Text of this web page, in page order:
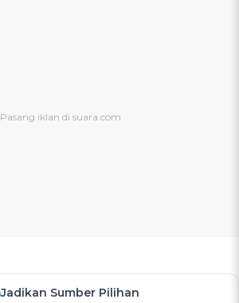
Jadikan Sumber Pilihan